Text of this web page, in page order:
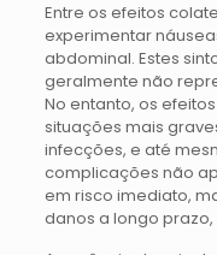
Entre os efeitos
experimentar
abdominal. Estes
geralmente não
No entanto, os
situações mais
infecções, e até
complicações não
em risco imediato,
danos a longo